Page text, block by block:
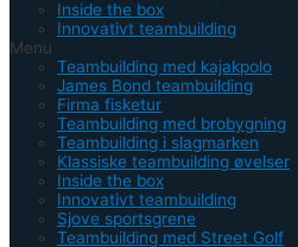
Inside the box
Innovativt teambuilding
Menu
Teambuilding med kajakpolo
James Bond teambuilding
Firma fisketur
Teambuilding med brobygning
Teambuilding i slagmarken
Klassiske teambuilding øvelser
Inside the box
Innovativt teambuilding
Sjove sportsgrene
Teambuilding med Street Golf